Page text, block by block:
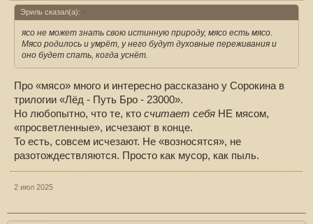
Эриль сказал(а): ↑
ясо не может знать свою истинную природу, мясо есть мясо.
Мясо родилось и умрёт, у него будут духовные переживания и
оно будет спать, когда уснёт.
Про «мясо» много и интересно рассказано у Сорокина в
трилогии «Лёд - Путь Бро - 23000».
Но любопытно, что те, кто считает себя НЕ мясом,
«просветленные», исчезают в конце.
То есть, совсем исчезают. Не «возносятся», не
разотождествляются. Просто как мусор, как пыль.
2 июл 2025